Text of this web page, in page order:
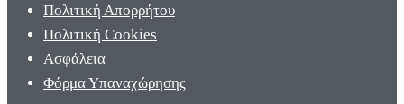
Πολιτική Απορρήτου
Πολιτική Cookies
Ασφάλεια
Φόρμα Υπαναχώρησης